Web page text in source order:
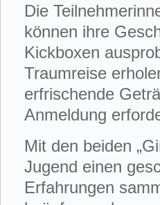
Die
können ihre
Kickboxen
Traumreise
erfrischende
Anmeldung
Mit den beiden
Jugend einen
Erfahrungen